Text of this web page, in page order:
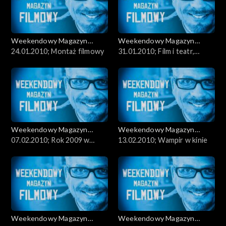
Weekendowy Magazyn
Filmowy
24.01.2010; Montaż filmowy
Weekendowy Magazyn
Filmowy
31.01.2010; Film i teatr,
Weekendowy Magazyn
Filmowy
07.02.2010; Rok 2009 w
Rakowiecki
Weekendowy Magazyn
Filmowy
13.02.2010; Wampir w kinie
Weekendowy Magazyn
Weekendowy Magazyn